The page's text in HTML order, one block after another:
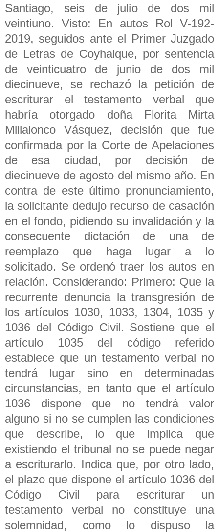
Santiago, seis de julio de dos mil
veintiuno. Visto: En autos Rol V-192-
2019, seguidos ante el Primer Juzgado
de Letras de Coyhaique, por sentencia
de veinticuatro de junio de dos mil
diecinueve, se rechazó la petición de
escriturar el testamento verbal que
habría otorgado doña Florita Mirta
Millalonco Vásquez, decisión que fue
confirmada por la Corte de Apelaciones
de esa ciudad, por decisión de
diecinueve de agosto del mismo año. En
contra de este último pronunciamiento,
la solicitante dedujo recurso de casación
en el fondo, pidiendo su invalidación y la
consecuente dictación de una de
reemplazo que haga lugar a lo
solicitado. Se ordenó traer los autos en
relación. Considerando: Primero: Que la
recurrente denuncia la transgresión de
los artículos 1030, 1033, 1304, 1035 y
1036 del Código Civil. Sostiene que el
artículo 1035 del código referido
establece que un testamento verbal no
tendrá lugar sino en determinadas
circunstancias, en tanto que el artículo
1036 dispone que no tendrá valor
alguno si no se cumplen las condiciones
que describe, lo que implica que
existiendo el tribunal no se puede negar
a escriturarlo. Indica que, por otro lado,
el plazo que dispone el artículo 1036 del
Código Civil para escriturar un
testamento verbal no constituye una
solemnidad, como lo dispuso la